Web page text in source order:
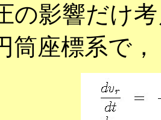
の影響だけ
筒座標系で，